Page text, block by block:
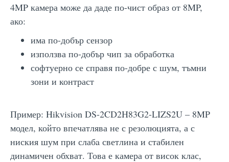
4MP камера може да даде по-чист образ от 8MP,
ако:
има по-добър сензор
използва по-добър чип за обработка
софтуерно се справя по-добре с шум, тъмни
зони и контраст
Пример: Hikvision DS-2CD2H83G2-LIZS2U – 8MP
модел, който впечатлява не с резолюцията, а с
ниския шум при слабa светлина и стабилен
динамичен обхват. Това е камера от висок клас,